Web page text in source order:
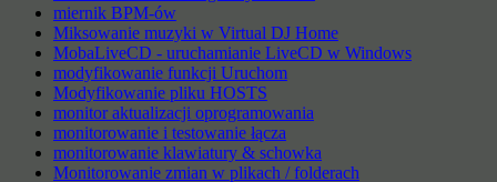
miernik BPM-ów
Miksowanie muzyki w Virtual DJ Home
MobaLiveCD - uruchamianie LiveCD w Windows
modyfikowanie funkcji Uruchom
Modyfikowanie pliku HOSTS
monitor aktualizacji oprogramowania
monitorowanie i testowanie łącza
monitorowanie klawiatury & schowka
Monitorowanie zmian w plikach / folderach